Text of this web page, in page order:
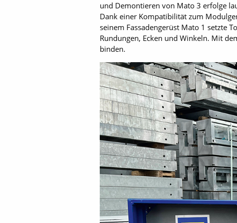
und Demontieren von Mato 3 erfolge
Dank einer Kompatibilität zum
seinem Fassadengerüst Mato 1 setzte
Rundungen, Ecken und Winkeln. Mit
binden.